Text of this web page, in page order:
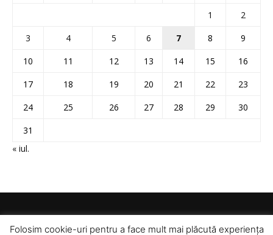
1
2
3
4 5 6 7 8
9
10
11 12 13 14 15
16
17
18 19 20 21 22
23
24
25 26 27 28 29
30
31
« iul.
Folosim cookie-uri pentru a face mult mai plăcută experiența